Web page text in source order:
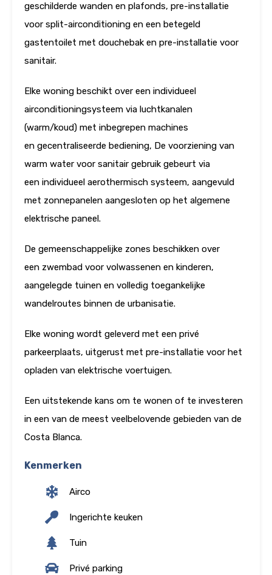
geschilderde wanden en plafonds, pre-installatie
voor split-airconditioning en een betegeld
gastentoilet met douchebak en pre-installatie voor
sanitair.
Elke woning beschikt over een individueel
airconditioningsysteem via luchtkanalen
(warm/koud) met inbegrepen machines
en gecentraliseerde bediening, De voorziening van
warm water voor sanitair gebruik gebeurt via
een individueel aerothermisch systeem, aangevuld
met zonnepanelen aangesloten op het algemene
elektrische paneel.
De gemeenschappelijke zones beschikken over
een zwembad voor volwassenen en kinderen,
aangelegde tuinen en volledig toegankelijke
wandelroutes binnen de urbanisatie.
Elke woning wordt geleverd met een privé
parkeerplaats, uitgerust met pre-installatie voor het
opladen van elektrische voertuigen.
Een uitstekende kans om te wonen of te investeren
in een van de meest veelbelovende gebieden van de
Costa Blanca.
Kenmerken
Airco
Ingerichte keuken
Tuin
Privé parking